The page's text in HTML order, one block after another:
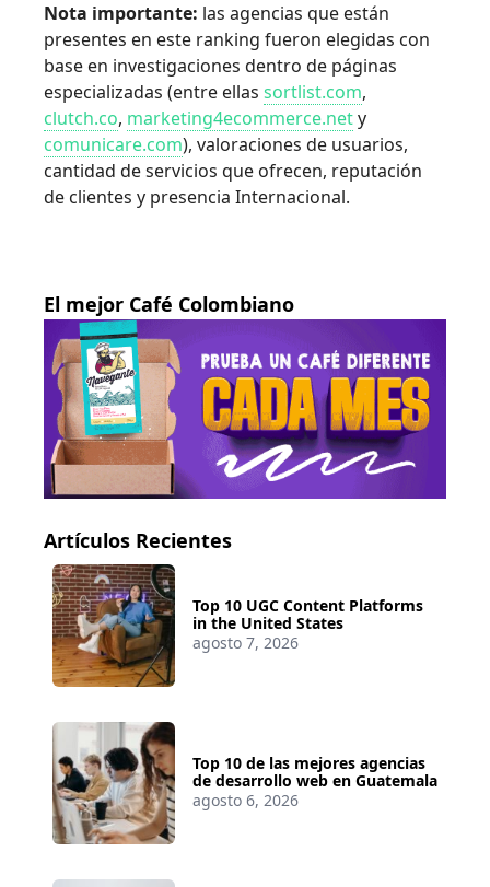
Nota importante: las agencias que están
presentes en este ranking fueron elegidas con
base en investigaciones dentro de páginas
especializadas (entre ellas sortlist.com,
clutch.co, marketing4ecommerce.nety
comunicare.com), valoraciones de usuarios,
cantidad de servicios que ofrecen, reputación
de clientes y presencia Internacional.
El mejor Café Colombiano
Artículos Recientes
Top 10 UGC Content Platforms
in the United States
agosto 7, 2026
Top 10 de las mejores agencias
de desarrollo web en Guatemala
agosto 6, 2026